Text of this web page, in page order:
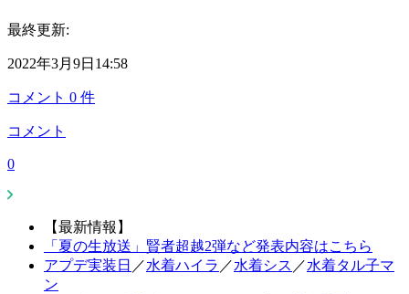
最終更新:
2022年3月9日14:58
コメント 0 件
コメント
0
【最新情報】
「夏の生放送」賢者超越2弾など発表内容はこちら
アプデ実装日 ／水着ハイラ ／水着シス ／水着タル子マ
ン